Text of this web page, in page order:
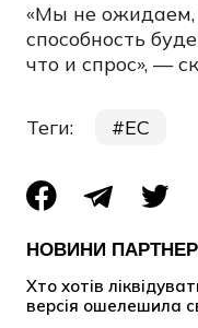
«Мы не ожидаем,
способность
что и спрос», —
Теги: ЕС